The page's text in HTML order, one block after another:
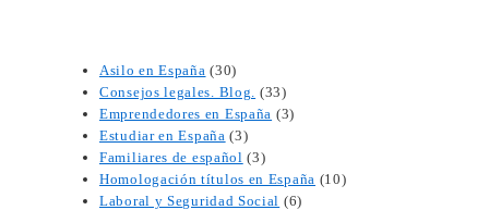
Asilo en España (30)
Consejos legales. Blog. (33)
Emprendedores en España (3)
Estudiar en España (3)
Familiares de español (3)
Homologación títulos en España (10)
Laboral y Seguridad Social (6)